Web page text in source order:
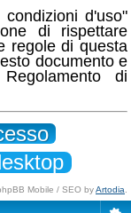
d'uso"
di rispettare
regole di questa
documento e
di
Mobile / SEO byArtodia